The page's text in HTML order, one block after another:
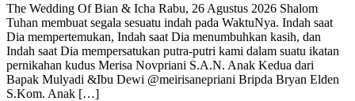
The Wedding Of Bian & Icha Rabu, 26 Agustus 2026 Shalom
Tuhan membuat segala sesuatu indah pada WaktuNya. Indah saat
Dia mempertemukan, Indah saat Dia menumbuhkan kasih, dan
Indah saat Dia mempersatukan putra-putri kami dalam suatu ikatan
pernikahan kudus Merisa Novpriani S.A.N. Anak Kedua dari
Bapak Mulyadi &Ibu Dewi @meirisanepriani Bripda Bryan Elden
S.Kom. Anak […]